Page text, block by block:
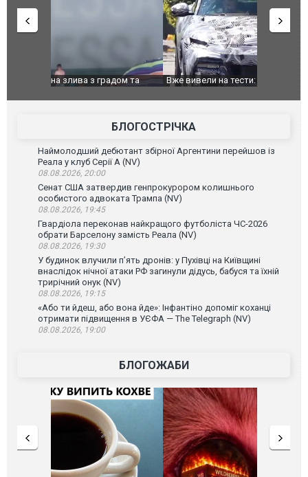
Вже вивели на тести: Ferrari готує оновлення
Вийшов
фільму
БЛОГОСТРІЧКА
Наймолодший дебютант збірної Аргентини перейшов із
Реала у клуб Серії А (NV)
08.08.2026, 20:00
Сенат США затвердив генпрокурором колишнього
особистого адвоката Трампа (NV)
08.08.2026, 19:45
Гвардіола переконав найкращого футболіста ЧС-2026
обрати Барселону замість Реала (NV)
08.08.2026, 19:30
У будинок влучили п’ять дронів: у Пухівці на Київщині
внаслідок нічної атаки РФ загинули дідусь, бабуся та їхній
трирічний онук (NV)
08.08.2026, 19:15
«Або ти йдеш, або вона йде»: Інфантіно допоміг коханці
отримати підвищення в УЄФА — The Telegraph (NV)
08.08.2026, 19:00
БЛОГОЖАБИ